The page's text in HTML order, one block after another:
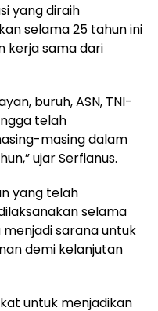
yang diraih
selama 25 tahun ini
kerja sama dari
buruh, ASN, TNI-
telah
masing dalam
ujar Serfianus.
yang telah
selama
sarana untuk
demi kelanjutan
untuk menjadikan